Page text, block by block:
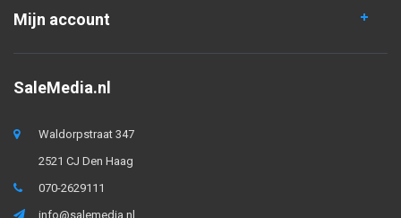
Mijn account
SaleMedia.nl
Waldorpstraat 347
2521 CJ Den Haag
070-2629111
info@salemedia.nl